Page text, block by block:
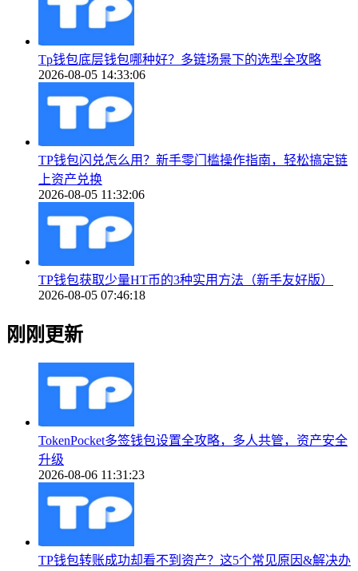
Tp钱包底层钱包哪种好？多链场景下的选型全攻略
2026-08-05 14:33:06
TP钱包闪兑怎么用？新手零门槛操作指南，轻松搞定链
上资产兑换
2026-08-05 11:32:06
TP钱包获取少量HT币的3种实用方法（新手友好版）
2026-08-05 07:46:18
刚刚更新
TokenPocket多签钱包设置全攻略，多人共管，资产安全
升级
2026-08-06 11:31:23
TP钱包转账成功却看不到资产？这5个常见原因&解决办